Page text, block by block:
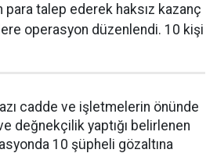
para talep ederek haksız kazanç
operasyon düzenlendi. 10 kişi
cadde ve işletmelerin önünde
değnekçilik yaptığı belirlenen
10 şüpheli gözaltına